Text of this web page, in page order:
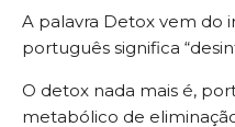
A palavra Detox vem do
português significa
O detox nada mais é,
metabólico de